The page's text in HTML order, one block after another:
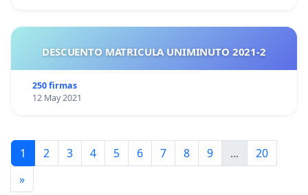
DESCUENTO MATRICULA UNIMINUTO 2021-2
250 firmas
12 May 2021
1 2 3 4 5 6 7 8 9 ...
20
»